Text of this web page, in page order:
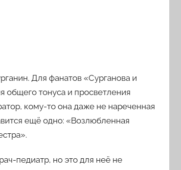
Для фанатов «Сурганова и
общего тонуса и просветления
кому-то она даже не нареченная
ещё одно: «Возлюбленная
педиатр, но это для неё не